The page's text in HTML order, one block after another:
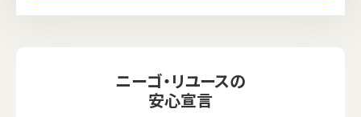
ニーゴ・リユースの
安心宣言